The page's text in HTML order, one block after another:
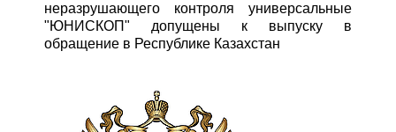
неразрушающего контроля универсальные
"ЮНИСКОП" допущены к выпуску в
обращение в Республике Казахстан